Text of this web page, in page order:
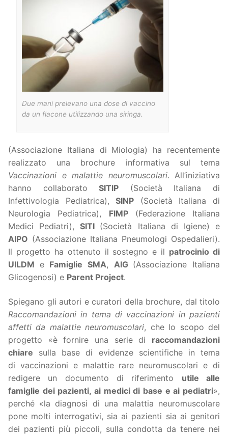
Due mani prelevano una dose di vaccino
da un flacone utilizzando una siringa.
(Associazione Italiana di Miologia) ha recentemente
realizzato una brochure informativa sul tema
Vaccinazioni e malattie neuromuscolari. All’iniziativa
hanno collaboratoSITIP (Società Italiana di
Infettivologia Pediatrica),SINP (Società Italiana di
Neurologia Pediatrica), FIMP(Federazione Italiana
Medici Pediatri),SITI (Società Italiana di Igiene) e
AIPO (Associazione Italiana Pneumologi Ospedalieri).
Il progetto ha ottenuto il sostegno e il patrocinio di
UILDM e Famiglie SMA, AIG (Associazione Italiana
Glicogenosi) e Parent Project.
Spiegano gli autori e curatori della brochure, dal titolo
Raccomandazioni in tema di vaccinazioni in pazienti
affetti da malattie neuromuscolari, che lo scopo del
progetto «è fornire una serie di raccomandazioni
chiare sulla base di evidenze scientifiche in tema
di vaccinazioni e malattie rare neuromuscolari e di
redigere un documento di riferimento utile alle
famiglie dei pazienti, ai medici di base e ai pediatri»,
perché «la diagnosi di una malattia neuromuscolare
pone molti interrogativi, sia ai pazienti sia ai genitori
dei pazienti più piccoli, sulla condotta da tenere nei